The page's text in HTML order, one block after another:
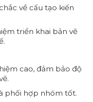
về cấu tạo kiến
triển khai bản vẽ
cao, đảm bảo độ
phối hợp nhóm tốt.